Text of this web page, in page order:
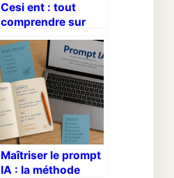
Cesi ent : tout
comprendre sur
l’école d’ingénieurs
et de management
Maîtriser le prompt
IA : la méthode